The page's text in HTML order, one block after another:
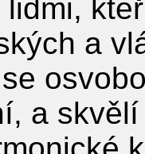
lidmi,
a
a